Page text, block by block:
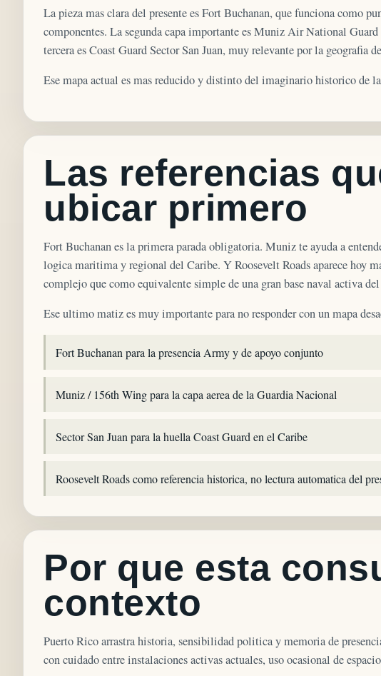
La pieza mas clara del presente es Fort Buchanan, que funciona como
componentes. La segunda capa importante es Muniz Air National
tercera es Coast Guard Sector San Juan, muy relevante por la geografia
Ese mapa actual es mas reducido y distinto del imaginario historico de
Las referencias
ubicar primero
Fort Buchanan es la primera parada obligatoria. Muniz te ayuda a
logica maritima y regional del Caribe. Y Roosevelt Roads aparece hoy
complejo que como equivalente simple de una gran base naval activa del
Ese ultimo matiz es muy importante para no responder con un mapa
Fort Buchanan para la presencia Army y de apoyo conjunto
Muniz / 156th Wing para la capa aerea de la Guardia Nacional
Sector San Juan para la huella Coast Guard en el Caribe
Roosevelt Roads como referencia historica, no lectura automatica del
Por que esta
contexto
Puerto Rico arrastra historia, sensibilidad politica y memoria de
con cuidado entre instalaciones activas actuales, uso ocasional de